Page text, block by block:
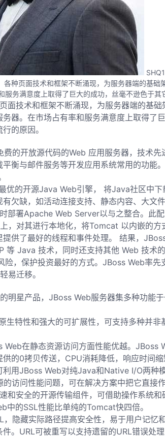
各种页面技术和框架不断涌现，为服务器端的基
服务满意度上取得了巨大的成功，丝毫不逊色于
面技术和框架不断涌现，为服务器端的基
务器。在市场占有率和服务满意度上取得
的原因。
的开放源代码的Web 应用服务器，技术先
衡与邮件服务等开发应用系统常用的功
的开源Java Web引擎， 将Java社区中
欠缺，如活动连接支持、静态内容、大
部署Apache Web Server以与之整合。此配
对其进行本地化，将Tomcat 以内嵌的方
提供了最好的线程和事件处理。 结果，
等 Java 技术，同时还支持其他 Web 技术
，保护投资最好的方式。JBoss Web率先
易迁移。
星产品，JBoss Web服务器集多种功能
特性和强大的可扩展性，可支持多种并
在静态资源访问方面性能优越。JBoss
的0拷贝传送，CPU消耗降低，响应时间
利用JBoss Web对纯Java和Native I/O两种
访问性能问题，可在解决方案中把它直接
安全的开源传输组件，可借助操作系统
中的SSL性能比单纯的Tomcat快四倍。
隐藏实际路径提高安全性，易于用户记忆
。URL可被重写以支持遗留的URL错误处